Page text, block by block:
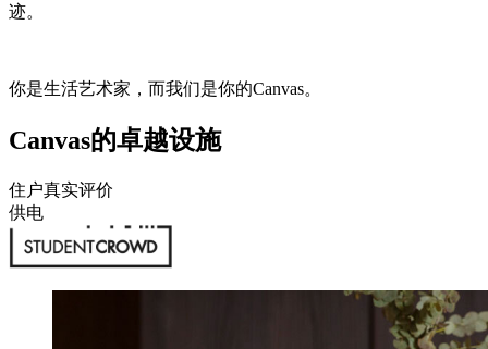
迹。
你是生活艺术家，而我们是你的Canvas。
Canvas的卓越设施
住户真实评价
供电